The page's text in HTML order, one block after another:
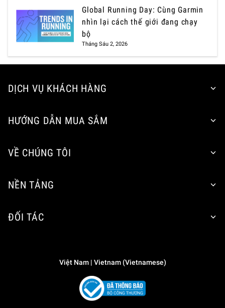
Global Running Day: Cùng Garmin
nhìn lại cách thế giới đang chạy
bộ
Tháng Sáu 2, 2026
DỊCH VỤ KHÁCH HÀNG
HƯỚNG DẪN MUA SẮM
VỀ CHÚNG TÔI
NỀN TẢNG
ĐỐI TÁC
Việt Nam | Vietnam (Vietnamese)